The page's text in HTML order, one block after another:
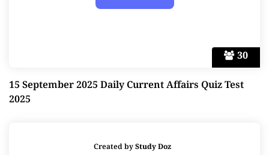
30
15 September 2025 Daily Current Affairs Quiz Test
2025
Created byStudy Doz